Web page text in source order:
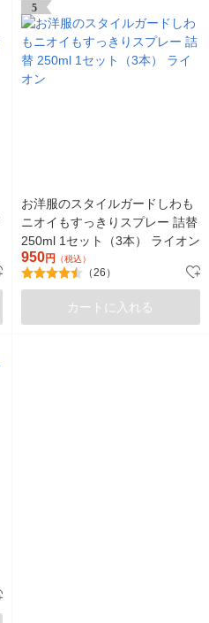
5
お洋服のスタイルガードしわも
ニオイもすっきりスプレー 詰替
250ml 1セット（3本） ライオン
950円 （税込）
（26）
カートに入れる